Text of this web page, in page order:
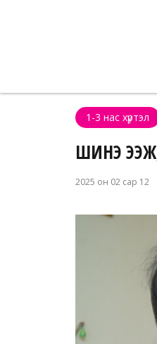
1-3 нас хүртэл
ШИНЭ ЭЭЖ,
2025 он 02 сар 12